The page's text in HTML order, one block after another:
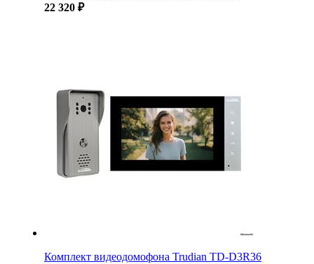
22 320 ₽
Комплект видеодомофона Trudian TD-D3R36